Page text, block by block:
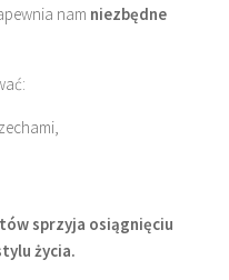
nam niezbędne
sprzyja osiągnięciu
życia.